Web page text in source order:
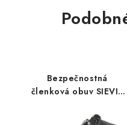
Bezpečnostná
členková obuv SIEVI -
BOA